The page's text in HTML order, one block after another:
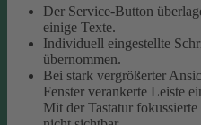
Der Service-Button
einige Texte.
Individuell eingestellte
übernommen.
Bei stark vergrößerter
Fenster verankerte Leiste
Mit der Tastatur